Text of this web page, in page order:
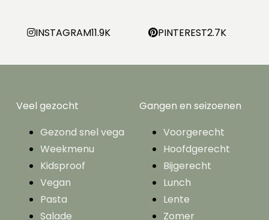
INSTAGRAM11.9K PINTEREST2.7K
Veel gezocht
Gezond snel vega
Weekmenu
Kidsproof
Vegan
Pasta
Salade
Gangen en seizoenen
Voorgerecht
Hoofdgerecht
Bijgerecht
Lunch
Lente
Zomer